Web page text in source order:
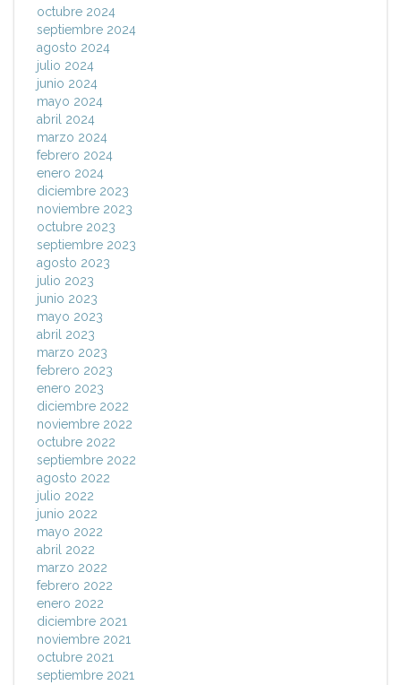
octubre 2024
septiembre 2024
agosto 2024
julio 2024
junio 2024
mayo 2024
abril 2024
marzo 2024
febrero 2024
enero 2024
diciembre 2023
noviembre 2023
octubre 2023
septiembre 2023
agosto 2023
julio 2023
junio 2023
mayo 2023
abril 2023
marzo 2023
febrero 2023
enero 2023
diciembre 2022
noviembre 2022
octubre 2022
septiembre 2022
agosto 2022
julio 2022
junio 2022
mayo 2022
abril 2022
marzo 2022
febrero 2022
enero 2022
diciembre 2021
noviembre 2021
octubre 2021
septiembre 2021